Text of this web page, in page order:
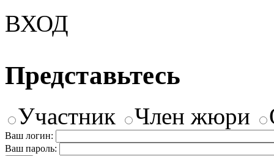
ВХОД
Представьтесь
Участник Член жюри
Ваш логин:
Ваш пароль: